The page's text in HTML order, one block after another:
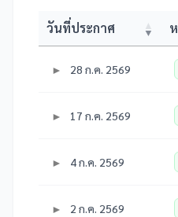
วันที่ประกาศ
28 ก.ค. 2569
17 ก.ค. 2569
4 ก.ค. 2569
2 ก.ค. 2569